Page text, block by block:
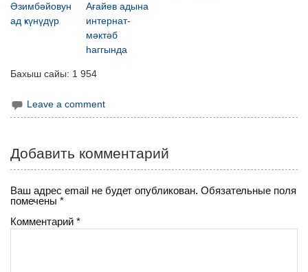
Әзимбәйовун
ад ҝүнүдүр
Ағайев адына
интернат-
мәктәб
һаггында
Бахыш сайы: 1 954
Leave a comment
Добавить комментарий
Ваш адрес email не будет опубликован. Обязательные поля
помечены*
Комментарий*